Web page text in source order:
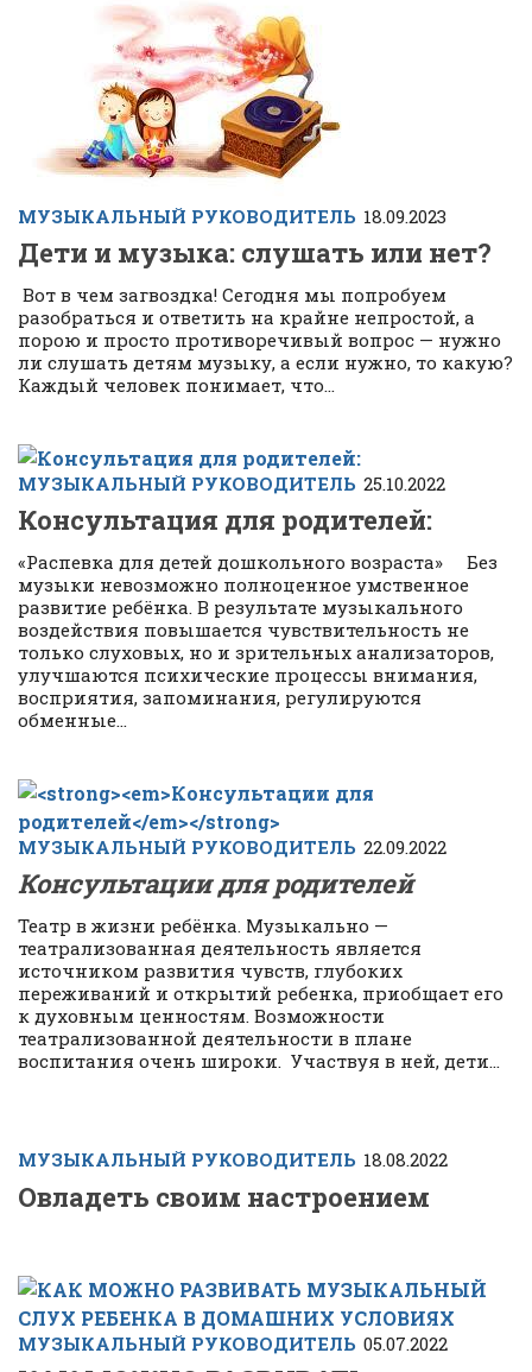
МУЗЫКАЛЬНЫЙ РУКОВОДИТЕЛЬ 18.09.2023
Дети и музыка: слушать или нет?
Вот в чем загвоздка! Сегодня мы попробуем
разобраться и ответить на крайне непростой, а
порою и просто противоречивый вопрос — нужно
ли слушать детям музыку, а если нужно, то какую?
Каждый человек понимает, что...
МУЗЫКАЛЬНЫЙ РУКОВОДИТЕЛЬ 25.10.2022
Консультация для родителей:
«Распевка для детей дошкольного возраста» Без
музыки невозможно полноценное умственное
развитие ребёнка. В результате музыкального
воздействия повышается чувствительность не
только слуховых, но и зрительных анализаторов,
улучшаются психические процессы внимания,
восприятия, запоминания, регулируются
обменные...
МУЗЫКАЛЬНЫЙ РУКОВОДИТЕЛЬ 22.09.2022
Консультации для родителей
Театр в жизни ребёнка. Музыкально —
театрализованная деятельность является
источником развития чувств, глубоких
переживаний и открытий ребенка, приобщает его
к духовным ценностям. Возможности
театрализованной деятельности в плане
воспитания очень широки. Участвуя в ней, дети...
МУЗЫКАЛЬНЫЙ РУКОВОДИТЕЛЬ 18.08.2022
Овладеть своим настроением
МУЗЫКАЛЬНЫЙ РУКОВОДИТЕЛЬ 05.07.2022